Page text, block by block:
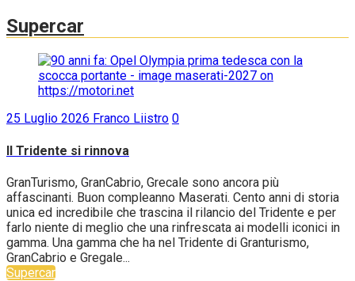
Supercar
25 Luglio 2026 Franco Liistro 0
Il Tridente si rinnova
GranTurismo, GranCabrio, Grecale sono ancora più
affascinanti. Buon compleanno Maserati. Cento anni di storia
unica ed incredibile che trascina il rilancio del Tridente e per
farlo niente di meglio che una rinfrescata ai modelli iconici in
gamma. Una gamma che ha nel Tridente di Granturismo,
GranCabrio e Gregale...
Supercar